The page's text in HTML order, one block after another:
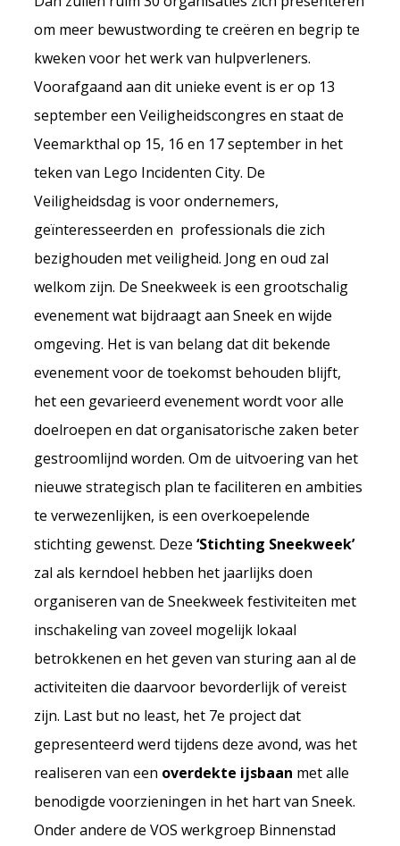
om meer bewustwording te creëren en begrip te
kweken voor het werk van hulpverleners.
Voorafgaand aan dit unieke event is er op 13
september een Veiligheidscongres en staat de
Veemarkthal op 15, 16 en 17 september in het
teken van Lego Incidenten City. De
Veiligheidsdag is voor ondernemers,
geïnteresseerden en professionals die zich
bezighouden met veiligheid. Jong en oud zal
welkom zijn. De Sneekweek is een grootschalig
evenement wat bijdraagt aan Sneek en wijde
omgeving. Het is van belang dat dit bekende
evenement voor de toekomst behouden blijft,
het een gevarieerd evenement wordt voor alle
doelroepen en dat organisatorische zaken beter
gestroomlijnd worden. Om de uitvoering van het
nieuwe strategisch plan te faciliteren en ambities
te verwezenlijken, is een overkoepelende
stichting gewenst. Deze‘Stichting Sneekweek’
zal als kerndoel hebben het jaarlijks doen
organiseren van de Sneekweek festiviteiten met
inschakeling van zoveel mogelijk lokaal
betrokkenen en het geven van sturing aan al de
activiteiten die daarvoor bevorderlijk of vereist
zijn. Last but no least, het 7e project dat
gepresenteerd werd tijdens deze avond, was het
realiseren van een overdekte ijsbaan met alle
benodigde voorzieningen in het hart van Sneek.
Onder andere de VOS werkgroep Binnenstad